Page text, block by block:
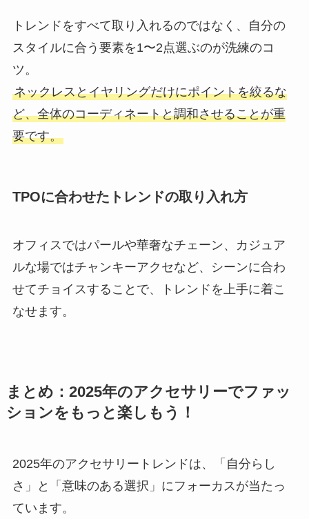
トレンドをすべて取り入れるのではなく、自分の
スタイルに合う要素を1〜2点選ぶのが洗練のコ
ツ。
ネックレスとイヤリングだけにポイントを絞るな
ど、全体のコーディネートと調和させることが重
要です。
TPOに合わせたトレンドの取り入れ方
オフィスではパールや華奢なチェーン、カジュア
ルな場ではチャンキーアクセなど、シーンに合わ
せてチョイスすることで、トレンドを上手に着こ
なせます。
まとめ：2025年のアクセサリーでファッ
ションをもっと楽しもう！
2025年のアクセサリートレンドは、「自分らし
さ」と「意味のある選択」にフォーカスが当たっ
ています。